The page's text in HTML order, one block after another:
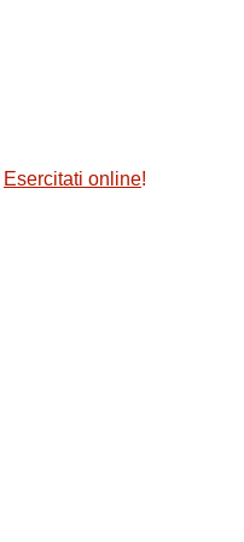
Esercitati online!